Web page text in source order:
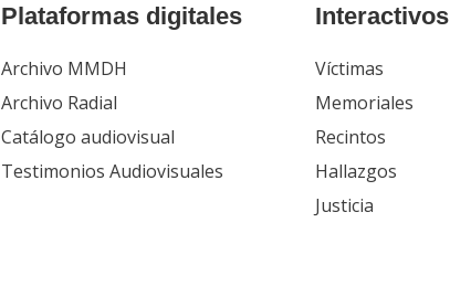
Plataformas digitales
Archivo MMDH
Archivo Radial
Catálogo audiovisual
Testimonios Audiovisuales
Interactivos
Víctimas
Memoriales
Recintos
Hallazgos
Justicia